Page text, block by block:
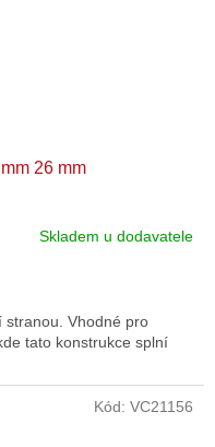
26 mm
Skladem u dodavatele
stranou. Vhodné pro
tato konstrukce splní
Kód: VC21156